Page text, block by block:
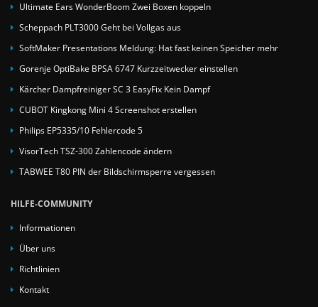
Ultimate Ears WonderBoom Zwei Boxen koppeln
Scheppach PLT3000 Geht bei Vollgas aus
SoftMaker Presentations Meldung: Hat fast keinen Speicher mehr
Gorenje OptiBake BPSA 6747 Kurzzeitwecker einstellen
Kärcher Dampfreiniger SC 3 EasyFix Kein Dampf
CUBOT Kingkong Mini 4 Screenshot erstellen
Philips EP5335/10 Fehlercode 5
VisorTech TSZ-300 Zahlencode ändern
TABWEE T80 PIN der Bildschirmsperre vergessen
HILFE-COMMUNITY
Informationen
Über uns
Richtlinien
Kontakt